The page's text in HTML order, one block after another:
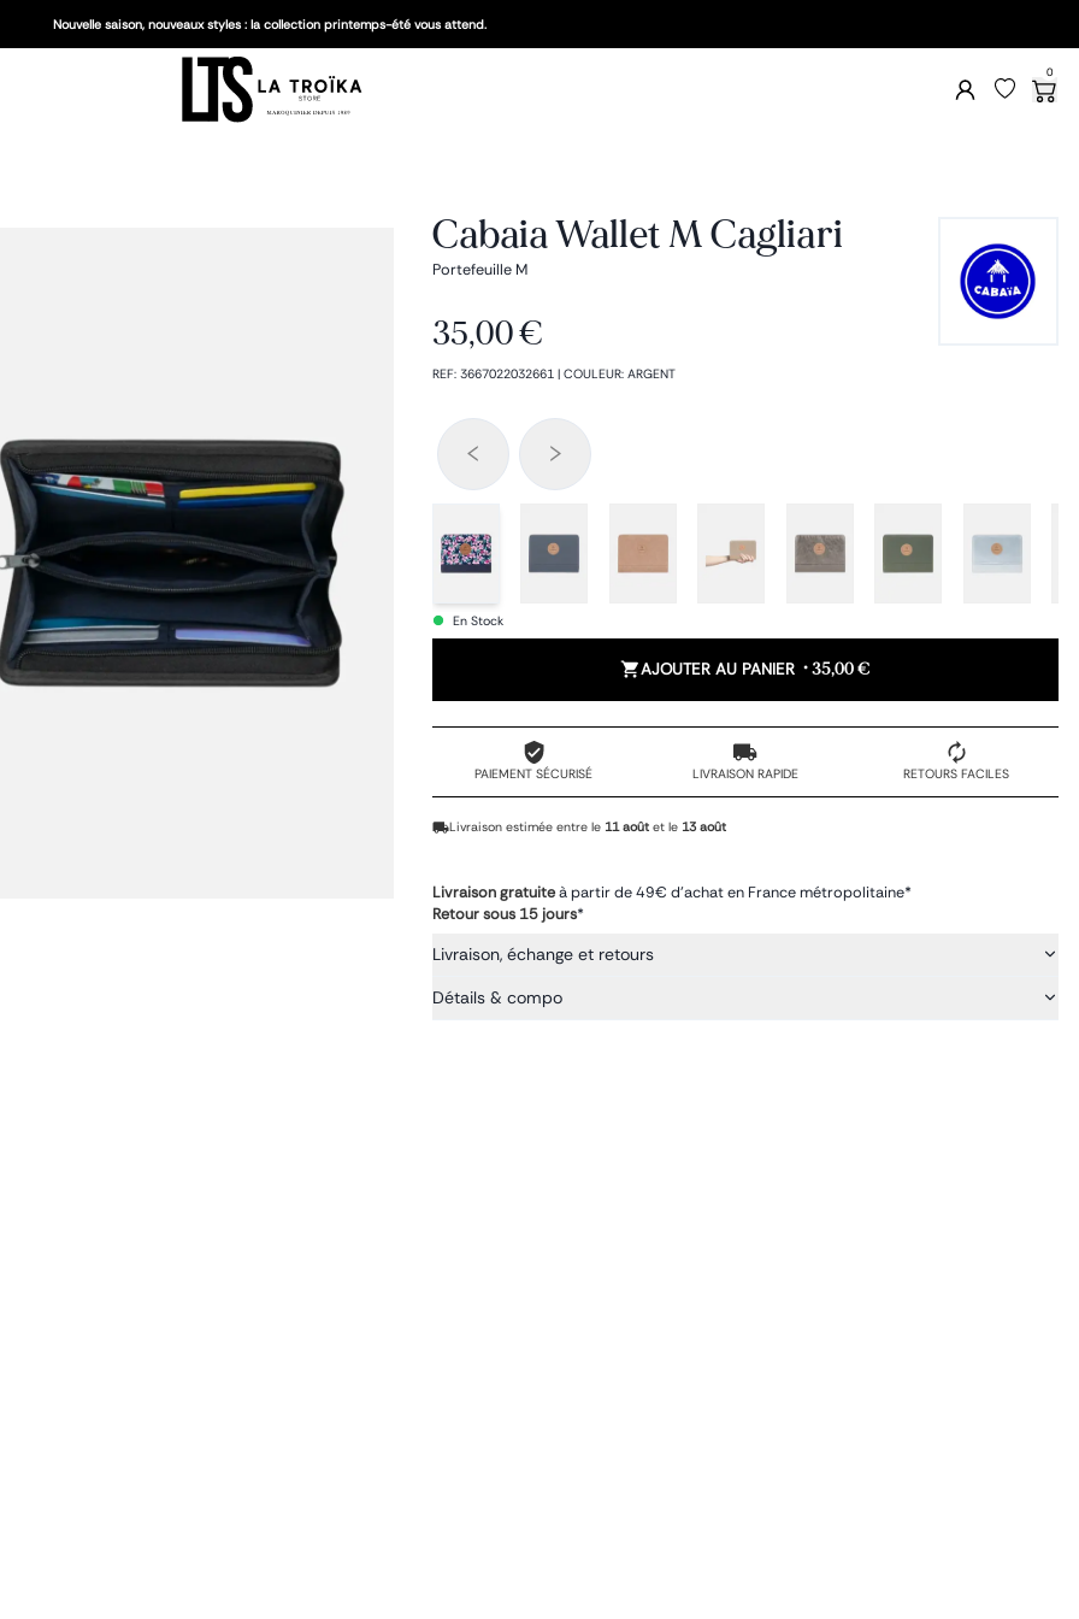
Nouvelle saison, nouveaux styles : la collection printemps-été vous attend.
0
Cabaia Wallet M Cagliari
Portefeuille M
35,00 €
REF: 3667022032661| COULEUR: ARGENT
En Stock
AJOUTER AU PANIER • 35,00 €
PAIEMENT SÉCURISÉ LIVRAISON RAPIDE RETOURS FACILES
Livraison estimée entre le 11 août et le 13 août
Livraison gratuiteà partir de 49€ d'achat en France métropolitaine*
Retour sous 15 jours*
Livraison, échange et retours
Détails & compo